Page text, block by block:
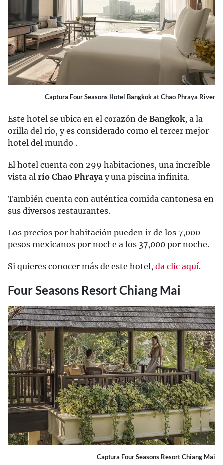
Captura Four Seasons Hotel Bangkok at Chao Phraya River
Este hotel se ubica en el corazón de Bangkok, a la
orilla del río, y es considerado como el tercer mejor
hotel del mundo .
El hotel cuenta con 299 habitaciones, una increíble
vista al río Chao Phraya y una piscina infinita.
También cuenta con auténtica comida cantonesa en
sus diversos restaurantes.
Los precios por habitación pueden ir de los 7,000
pesos mexicanos por noche a los 37,000 por noche.
Si quieres conocer más de este hotel, da clic aquí.
Four Seasons Resort Chiang Mai
Captura Four Seasons Resort Chiang Mai